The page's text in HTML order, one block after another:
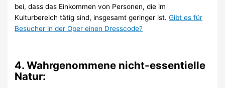
bei, dass das Einkommen von Personen, die im
Kulturbereich tätig sind, insgesamt geringer ist.Gibt es für
Besucher in der Oper einen Dresscode?
4. Wahrgenommene nicht-essentielle
Natur: